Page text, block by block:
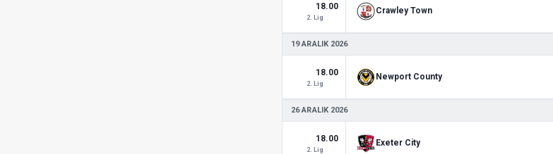
18.00
2. Lig
Crawley Town
19 ARALIK 2026
18.00
2. Lig
Newport County
26 ARALIK 2026
18.00
2. Lig
Exeter City